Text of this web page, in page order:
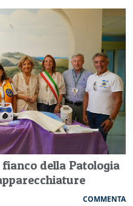
della Patologia
COMMENTA